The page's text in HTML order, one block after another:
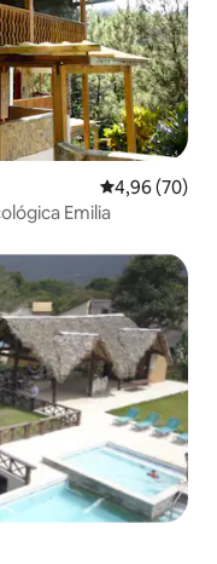
Évaluation
4,96 (70)
Emilia